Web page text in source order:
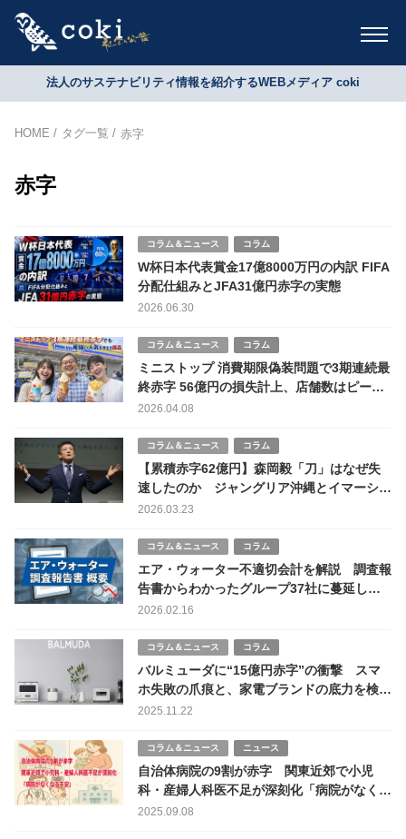
法人のサステナビリティ情報を紹介するWEBメディア coki
HOME タグ一覧 赤字
赤字
コラム＆ニュース コラム
W杯日本代表賞金17億8000万円の内訳 FIFA
分配仕組みとJFA31億円赤字の実態
2026.06.30
コラム＆ニュース コラム
ミニストップ 消費期限偽装問題で3期連続最
終赤字 56億円の損失計上、店舗数はピーク
から減少も根強いファン層支える
2026.04.08
コラム＆ニュース コラム
【累積赤字62億円】森岡毅「刀」はなぜ失
速したのか ジャングリア沖縄とイマーシ
ブ・フォート東京に見る苦戦の理由
2026.03.23
コラム＆ニュース コラム
エア・ウォーター不適切会計を解説 調査報
告書からわかったグループ37社に蔓延した
不正の手口とは
2026.02.16
コラム＆ニュース コラム
バルミューダに“15億円赤字”の衝撃 スマ
ホ失敗の爪痕と、家電ブランドの底力を検証
する
2025.11.22
コラム＆ニュース ニュース
自治体病院の9割が赤字 関東近郊で小児
科・産婦人科医不足が深刻化「病院がなくな
る不安」
2025.09.08